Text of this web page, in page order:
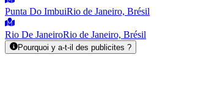
Punta Do ImbuiRio de Janeiro, Brésil
Rio De JaneiroRio de Janeiro, Brésil
Pourquoi y a-t-il des publicites ?